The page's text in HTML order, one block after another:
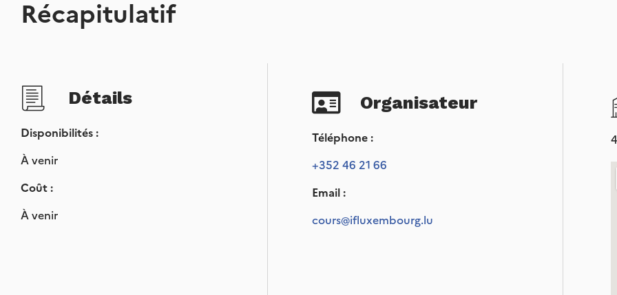
Récapitulatif
Détails
Disponibilités :
À venir
Coût :
À venir
Organisateur
Téléphone :
+352 46 21 66
Email :
cours@ifluxembourg.lu